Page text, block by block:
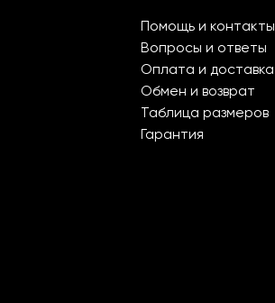
Помощь и контакты
Вопросы и ответы
Оплата и доставка
Обмен и возврат
Таблица размеров
Гарантия